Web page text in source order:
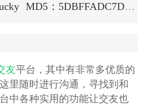
MD5：5DBFFADC7DAEE2C8200D462D5FC6FA38
友平台，其中有非常多优质的
里随时进行沟通，寻找到和
中各种实用的功能让交友也